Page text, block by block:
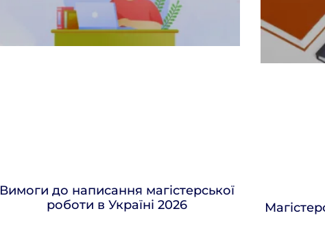
Вимоги до написання магістерської
роботи в Україні 2026